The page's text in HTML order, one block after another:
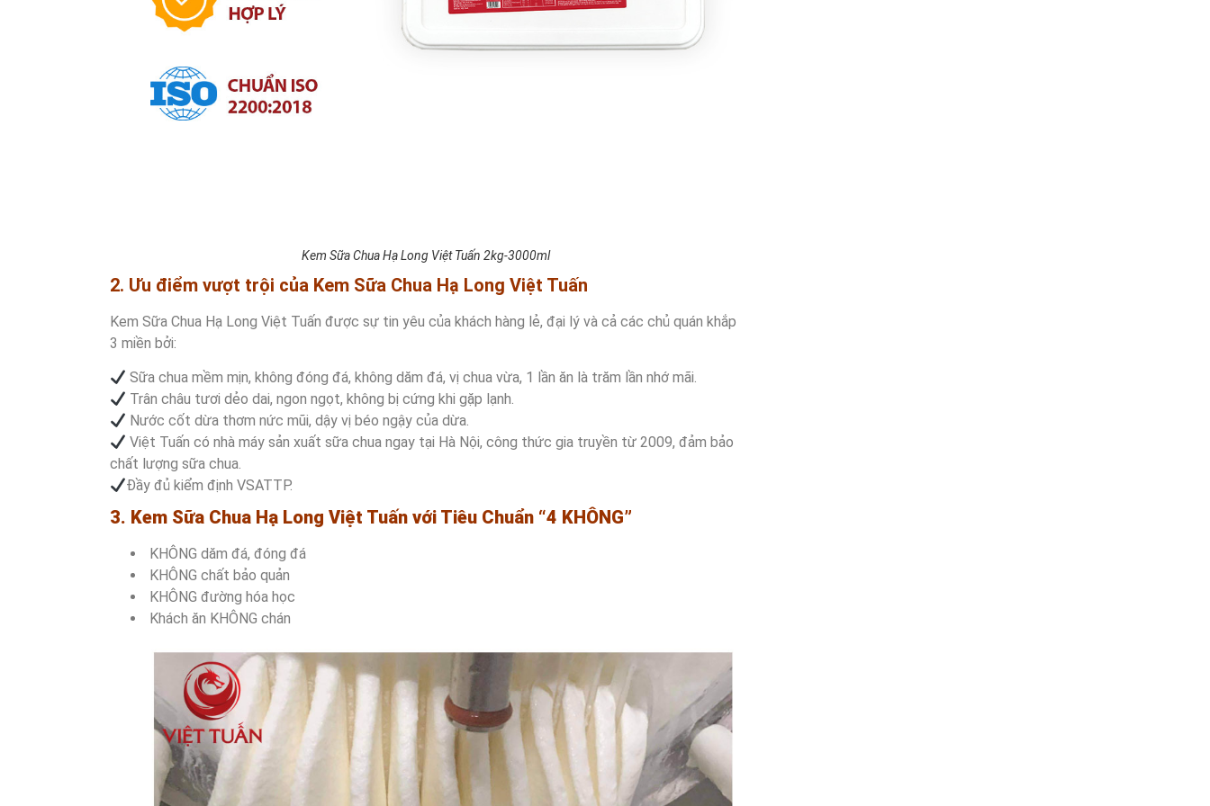
Kem Sữa Chua Hạ Long Việt Tuấn 2kg-3000ml
2. Ưu điểm vượt trội của Kem Sữa Chua Hạ Long Việt Tuấn
Kem Sữa Chua Hạ Long Việt Tuấn được sự tin yêu của khách hàng lẻ, đại lý và cả các chủ quán khắp
3 miền bởi:
Sữa chua mềm mịn, không đóng đá, không dăm đá, vị chua vừa, 1 lần ăn là trăm lần nhớ mãi.
Trân châu tươi dẻo dai, ngon ngọt, không bị cứng khi gặp lạnh.
Nước cốt dừa thơm nức mũi, dậy vị béo ngậy của dừa.
Việt Tuấn có nhà máy sản xuất sữa chua ngay tại Hà Nội, công thức gia truyền từ 2009, đảm bảo
chất lượng sữa chua.
Đầy đủ kiểm định VSATTP.
3. Kem Sữa Chua Hạ Long Việt Tuấn với Tiêu Chuẩn “4 KHÔNG”
KHÔNG dăm đá, đóng đá
KHÔNG chất bảo quản
KHÔNG đường hóa học
Khách ăn KHÔNG chán